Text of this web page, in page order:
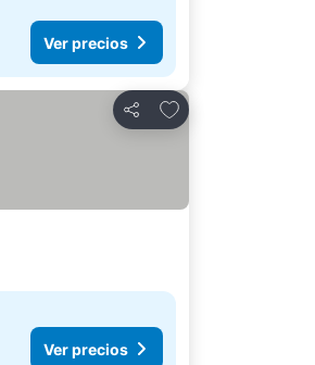
Ver precios
Compartir
Agregar a favoritos
Ver precios